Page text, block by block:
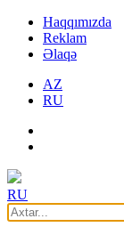
Haqqımızda
Reklam
Əlaqə
AZ
RU
RU